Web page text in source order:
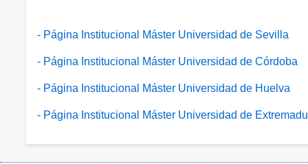
- Página Institucional Máster Universidad de Sevilla
- Página Institucional Máster Universidad de Córdoba
- Página Institucional Máster Universidad de Huelva
- Página Institucional Máster Universidad de